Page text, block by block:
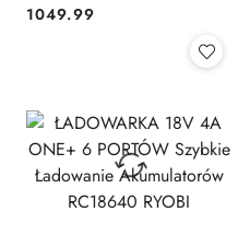
OPP1820PT1845-0 RYOBI
Cena:
1049.99